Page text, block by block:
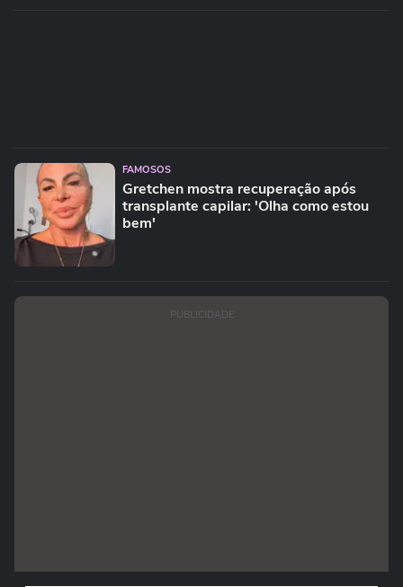
FAMOSOS
Gretchen mostra recuperação após
transplante capilar: 'Olha como estou
bem'
PUBLICIDADE